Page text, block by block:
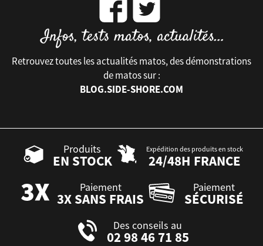
Retrouvez toutes les actualités matos, des démonstrations
de matos sur :
BLOG.SIDE-SHORE.COM
Produits
EN STOCK
Expédition des produits en stock
24/48H FRANCE
Paiement
3X SANS FRAIS
Paiement
SÉCURISÉ
Des conseils au
02 98 46 71 85